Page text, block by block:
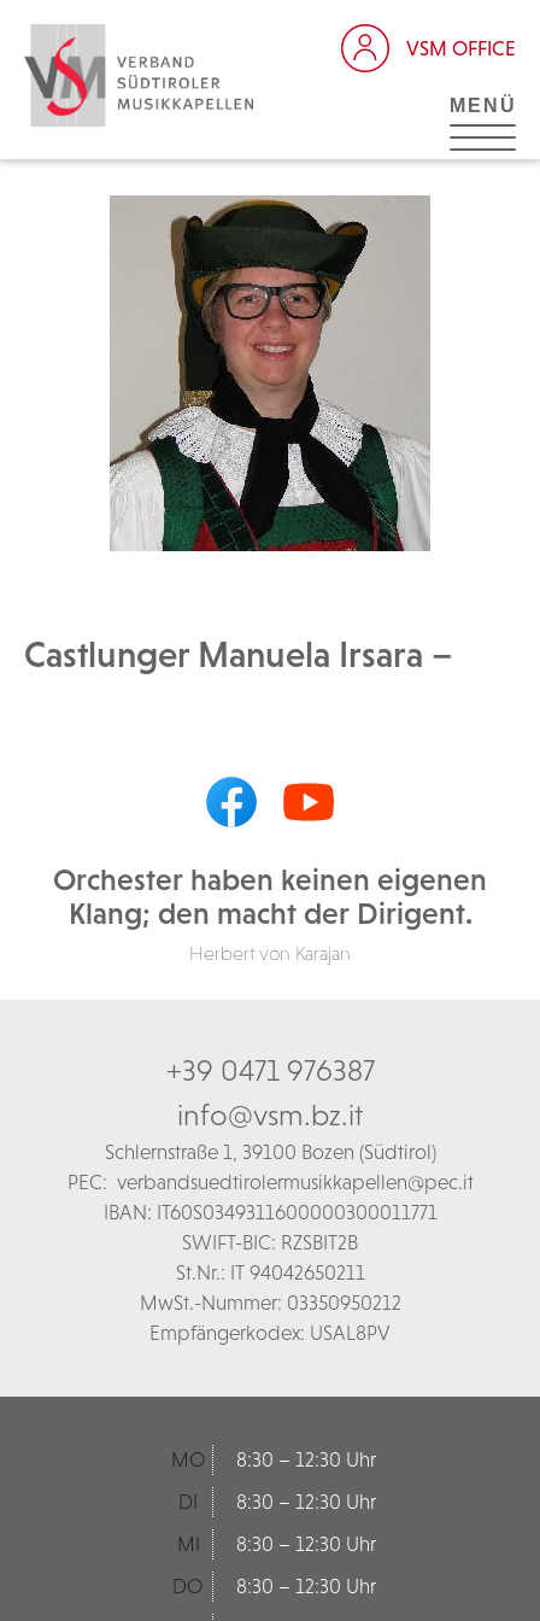
VSM OFFICE
MENÜ
Castlunger Manuela Irsara –
Orchester haben keinen eigenen
Klang; den macht der Dirigent.
Herbert von Karajan
+39 0471 976387
info@vsm.bz.it
Schlernstraße 1, 39100 Bozen (Südtirol)
PEC: verbandsuedtirolermusikkapellen@pec.it
IBAN: IT60S0349311600000300011771
SWIFT-BIC: RZSBIT2B
St.Nr.: IT 94042650211
MwSt.-Nummer: 03350950212
Empfängerkodex: USAL8PV
MO
8:30 – 12:30 Uhr
DI
8:30 – 12:30 Uhr
MI
8:30 – 12:30 Uhr
DO
8:30 – 12:30 Uhr